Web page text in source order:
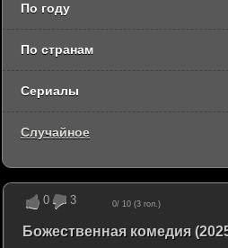
0 3 0/ 10 (3 гол.)
Божественная комедия
По году
По странам
Сериалы
Случайное